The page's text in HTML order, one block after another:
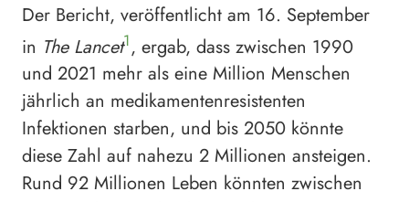
Der Bericht, veröffentlicht am 16. September
in The Lancet1, ergab, dass zwischen 1990
und 2021 mehr als eine Million Menschen
jährlich an medikamentenresistenten
Infektionen starben, und bis 2050 könnte
diese Zahl auf nahezu 2 Millionen ansteigen.
Rund 92 Millionen Leben könnten zwischen